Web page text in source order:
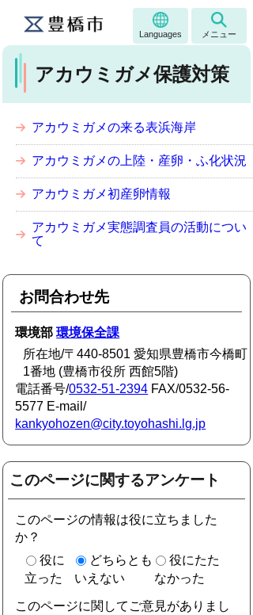
Languages メニュー
アカウミガメ保護対策
アカウミガメの来る表浜海岸
アカウミガメの上陸・産卵・ふ化状況
アカウミガメ初産卵情報
アカウミガメ実態調査員の活動につい
て
お問合わせ先
環境部環境保全課
所在地/〒440-8501 愛知県豊橋市今橋町
1番地 (豊橋市役所 西館5階)
電話番号/0532-51-2394 FAX/0532-56-
5577 E-mail/
kankyohozen@city.toyohashi.lg.jp
このページに関するアンケート
このページの情報は役に立ちました
か？
役に
立った
どちらとも
いえない
役にたた
なかった
このページに関してご意見がありまし